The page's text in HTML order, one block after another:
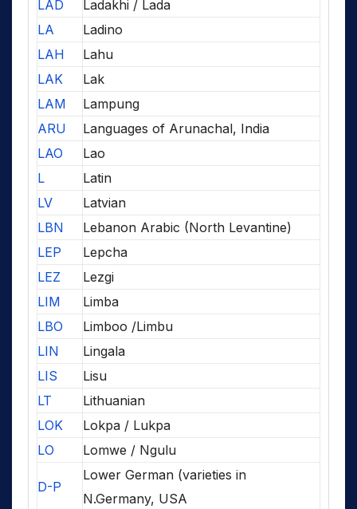
LAD
Ladakhi / Lada
LA
Ladino
LAH
Lahu
LAK
Lak
LAM
Lampung
ARU
Languages of Arunachal, India
LAO
Lao
L
Latin
LV
Latvian
LBN
Lebanon Arabic (North Levantine)
LEP
Lepcha
LEZ
Lezgi
LIM
Limba
LBO
Limboo /Limbu
LIN
Lingala
LIS
Lisu
LT
Lithuanian
LOK
Lokpa / Lukpa
LO
Lomwe / Ngulu
D-P
Lower German (varieties in
N.Germany, USA